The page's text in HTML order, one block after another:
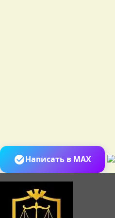
Написать в MAX